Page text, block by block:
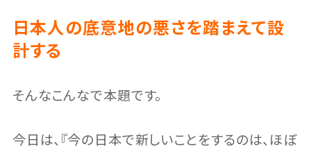
日本人の底意地の悪さを踏まえて設
計する
そんなこんなで本題です。
今日は、『今の日本で新しいことをするのは、ほぼ